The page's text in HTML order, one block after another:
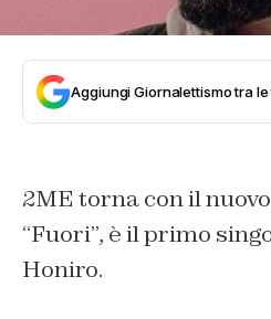
Aggiungi Giornalettismo tra
2ME torna con il
“Fuori”, è il primo
Honiro.